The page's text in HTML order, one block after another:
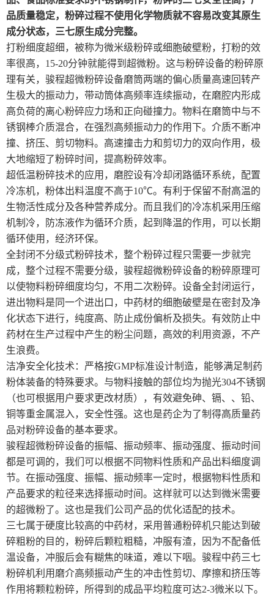
品质量稳定，粉碎过程不使用化学物质就不容易改变其原生
成分状态，三七原生成分完整。
打粉细度超细，被称为微米级粉碎或细胞破壁粉，打粉的效
率很高，15-20分钟就能得到超微粉。这与粉碎设备的粉碎原
理有关，骏程超微粉碎设备磨筒两端的偏心质量高速回转产
生极大的振动力，带动筒体高频率连续振动，在磨腔内形成
高负荷的离心粉碎应力场和正向碰撞力。物料在磨筒中与不
锈钢棒介质混合，在强烈高频振动力的作用下。介质不断冲
撞、挤压、剪切物料。高速撞击力和剪切力的双向作用，极
大地缩短了粉碎时间，提高粉碎效率。
超低温粉碎技术的应用，磨腔设有冷却闭路循环系统，配置
冷冻机，粉体出料温度不高于10℃。有利于保留不耐高温的
生物活性成分及各种营养成分。而且我们的冷冻机采用压缩
机制冷，防冻液作为循环介质，起到降温的作用，可以长期
循环使用，经济环保。
全封闭不分级式粉碎技术，整个粉碎过程只需要一步就完
成，整个过程不需要分级，骏程超微粉碎设备的粉碎原理可
以使物料粉碎细度均匀，不用二次粉碎。设备全封闭运行，
进出物料是同一个进出口，中药材的细胞破壁是在密封及净
化状态下进行，纯度高、防止成份偏析及损失。有效防止中
药材在生产过程中产生的粉尘问题，高效的利用资源，不产
生浪费。
洁净安全化技术：严格按GMP标准设计制造，能够满足制药
粉体装备的特殊要求。与物料接触的部位均为抛光304不锈钢
（也可根据用户要求更改材质），有效避免砷、镉、、铅、
铜等重金属混入，安全性强。这也是药企为了制得高质量药
品对粉碎设备的基本要求。
骏程超微粉碎设备的振幅、振动频率、振动强度、振动时间
都是可调的，我们可以根据不同物料性质和产品出料细度调
节。在振动强度、振幅、振动频率一定时，根据物料性质和
产品要求的粒径来选择振动时间。这样就可以达到微米需要
的超微粉了。这也是我们公司产品的优化适配的技术。
三七属于硬度比较高的中药材，采用普通粉碎机只能达到破
碎粗粉的目的，粉碎后颗粒粗糙，冲服有渣，因为不配备低
温设备，冲服后会有糊焦的味道，难以下咽。骏程中药三七
粉碎机利用磨介高频振动产生的冲击性剪切、摩擦和挤压等
作用将颗粒粉碎，所得到的成品平均粒度可达2-3微米以下。